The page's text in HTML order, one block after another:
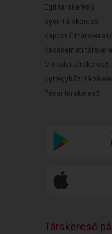
Egri társkereső
Győri társkereső
Kaposvári
Kecskeméti
Miskolci társkereső
Nyíregyházi
Pécsi társkereső
Társkereső